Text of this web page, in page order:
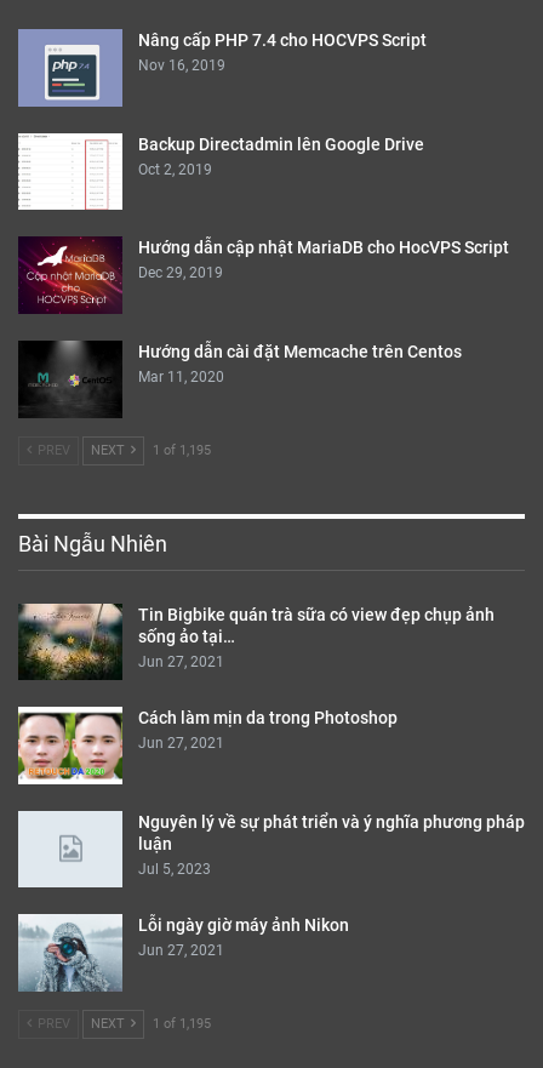
Nâng cấp PHP 7.4 cho HOCVPS Script
Nov 16, 2019
Backup Directadmin lên Google Drive
Oct 2, 2019
Hướng dẫn cập nhật MariaDB cho HocVPS Script
Dec 29, 2019
Hướng dẫn cài đặt Memcache trên Centos
Mar 11, 2020
PREV NEXT 1 of 1,195
Bài Ngẫu Nhiên
Tin Bigbike quán trà sữa có view đẹp chụp ảnh
sống ảo tại…
Jun 27, 2021
Cách làm mịn da trong Photoshop
Jun 27, 2021
Nguyên lý về sự phát triển và ý nghĩa phương pháp
luận
Jul 5, 2023
Lỗi ngày giờ máy ảnh Nikon
Jun 27, 2021
PREV NEXT 1 of 1,195